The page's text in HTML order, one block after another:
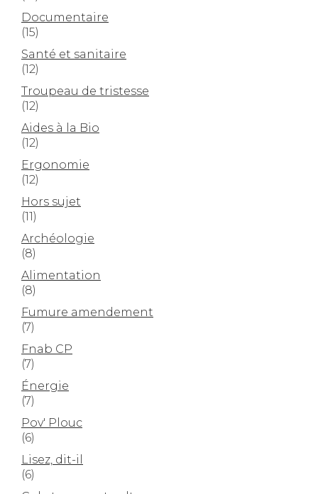
Documentaire
(15)
Santé et sanitaire
(12)
Troupeau de tristesse
(12)
Aides à la Bio
(12)
Ergonomie
(12)
Hors sujet
(11)
Archéologie
(8)
Alimentation
(8)
Fumure amendement
(7)
Fnab CP
(7)
Énergie
(7)
Pov' Plouc
(6)
Lisez, dit-il
(6)